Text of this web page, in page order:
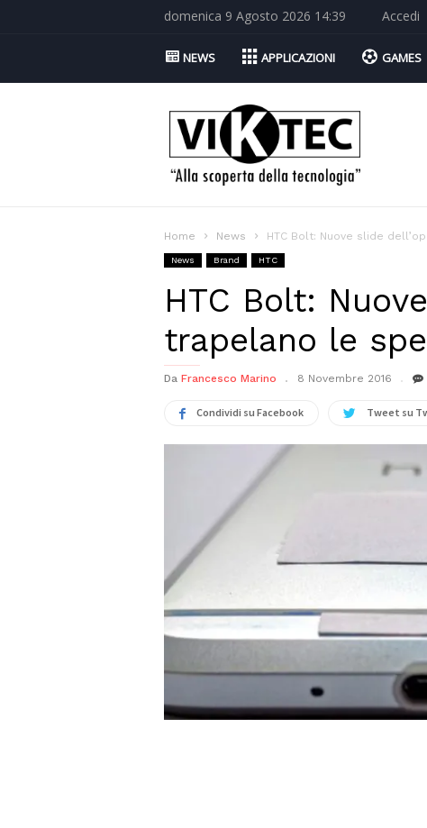
domenica 9 Agosto 2026 14:39 Accedi
NEWS APPLICAZIONI GAMES
Viktec.net
Home News HTC Bolt: Nuove slide
News Brand HTC
HTC Bolt:
trapelano le
Da Francesco Marino 8 Novembre 2016
Condividi su Facebook Tweet su